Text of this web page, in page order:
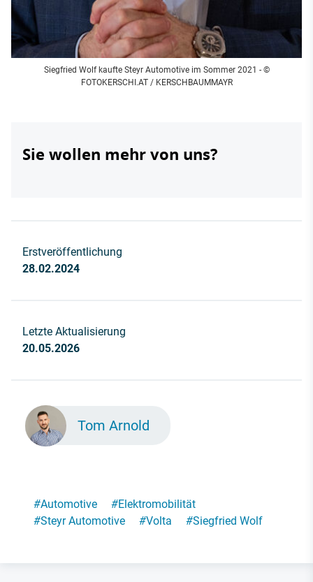
Siegfried Wolf kaufte Steyr Automotive im Sommer 2021 - ©
FOTOKERSCHI.AT / KERSCHBAUMMAYR
Sie wollen mehr von uns?
Erstveröffentlichung
28.02.2024
Letzte Aktualisierung
20.05.2026
Tom Arnold
#Automotive #Elektromobilität
#Steyr Automotive #Volta #Siegfried Wolf